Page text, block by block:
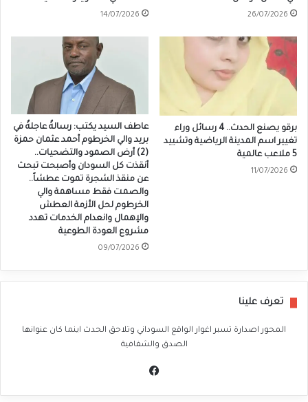
26/07/2026
14/07/2026
برقو يصنع الحدث.. 4 رسائل وراء
تغيير اسم المدينة الرياضية وتشييد
5 ملاعب عالمية
11/07/2026
عاطف السيد يكتب: رسالةٌ عاجلةٌ في
بريد والي الخرطوم أحمد عثمان حمزة
(2) أرض الصمود والتضحيات..
أنقذت كل السودان وأصبحت تبحث
عن منقذ الشجرة تموت عطشاً..
والصمت فقط مساهمة والي
الخرطوم لحل الأزمة العطش
والإهمال وانعدام الخدمات تهدد
مشروع العودة الطوعية
09/07/2026
تعرف علينا
المحور اصدارة تسبر اغوار الواقع السوداني وتلاحق الحدث اينما كان عنوانها
الصدق والشفافية